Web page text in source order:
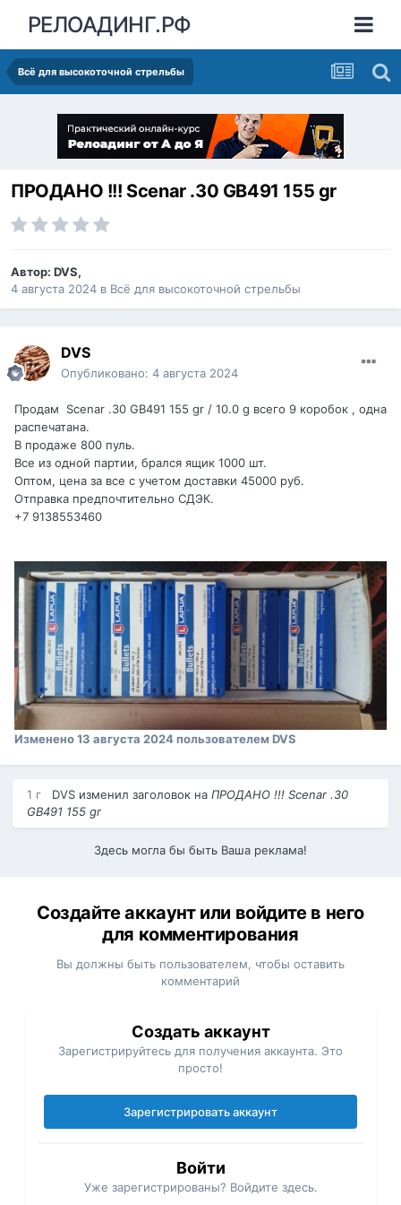
РЕЛОАДИНГ.РФ
Всё для высокоточной стрельбы
ПРОДАНО !!! Scenar .30 GB491 155 gr
Автор: DVS,
4 августа 2024 в Всё для высокоточной стрельбы
DVS
Опубликовано: 4 августа 2024
Продам Scenar .30 GB491 155 gr / 10.0 g всего 9 коробок , одна
распечатана.
В продаже 800 пуль.
Все из одной партии, брался ящик 1000 шт.
Оптом, цена за все с учетом доставки 45000 руб.
Отправка предпочтительно СДЭК.
+7 9138553460
Изменено13 августа 2024пользователем DVS
1 г DVS изменил заголовок на ПРОДАНО !!! Scenar .30
GB491 155 gr
Здесь могла бы быть Ваша реклама!
Создайте аккаунт или войдите в него
для комментирования
Вы должны быть пользователем, чтобы оставить
комментарий
Создать аккаунт
Зарегистрируйтесь для получения аккаунта. Это
просто!
Зарегистрировать аккаунт
Войти
Уже зарегистрированы? Войдите здесь.